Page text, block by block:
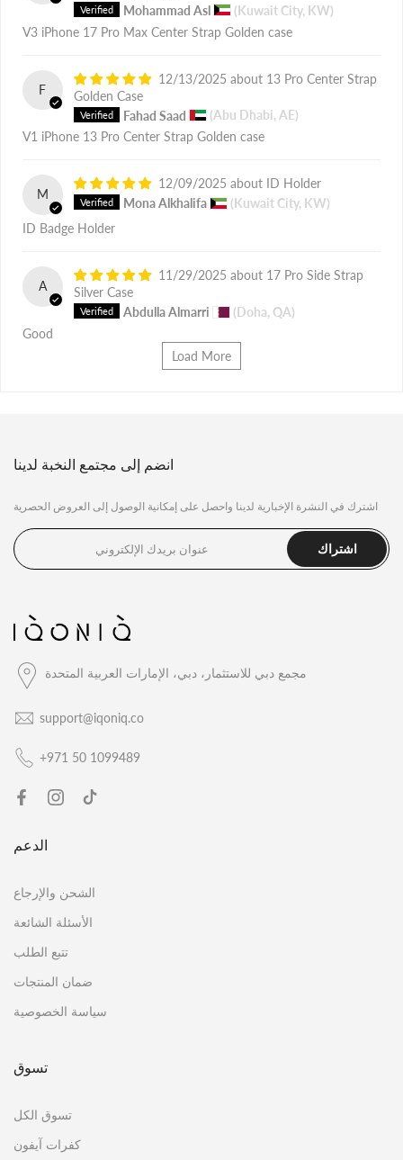
Mohammad Asl
(Kuwait City, KW)
V3 iPhone 17 Pro Max Center Strap Golden case
F
12/13/2025
13 Pro Center Strap
Golden Case
Fahad Saad
(Abu Dhabi, AE)
V1 iPhone 13 Pro Center Strap Golden case
M
12/09/2025
ID Holder
Mona Alkhalifa
(Kuwait City, KW)
ID Badge Holder
A
11/29/2025
17 Pro Side Strap
Silver Case
Abdulla Almarri
(Doha, QA)
Good
Load More
انضم إلى مجتمع النخبة لدينا
اشترك في النشرة الإخبارية لدينا واحصل على إمكانية الوصول إلى العروض الحصرية
اشتراك
مجمع دبي للاستثمار، دبي، الإمارات العربية المتحدة
support@iqoniq.co
+971 50 1099489
الدعم
الشحن والإرجاع
الأسئلة الشائعة
تتبع الطلب
ضمان المنتجات
سياسة الخصوصية
تسوق
تسوق الكل
كفرات آيفون